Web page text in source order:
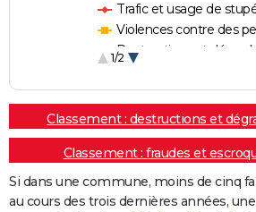
Trafic et usage de
Violences contre des
Destructions et
1/2
Classement : destructions et
Classement : fraudes et
Si dans une commune, moins de cinq
au cours des trois dernières années,